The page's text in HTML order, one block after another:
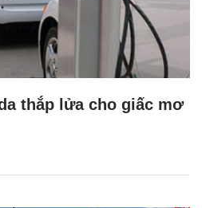
thắp lửa cho giấc mơ